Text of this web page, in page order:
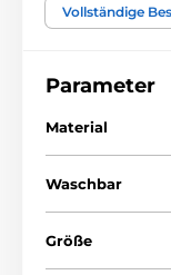
wenigen
umbauen lässt.
sie sich dort
unserem
wählen
Vollständige
Parameter
Material
Waschbar
Größe